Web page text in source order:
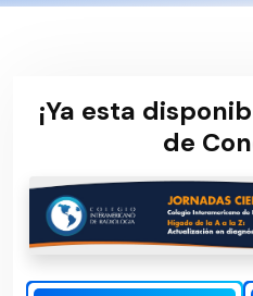
¡Ya esta
de